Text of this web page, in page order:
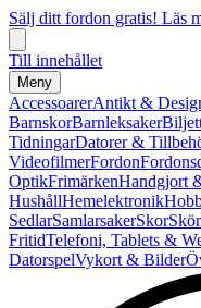
Sälj ditt fordon gratis! Läs
Till innehållet
Meny
AccessoarerAntikt &
BarnskorBarnleksaker
TidningarDatorer &
VideofilmerFordon
OptikFrimärkenHandgjort
HushållHemelektronik
SedlarSamlarsakerSkor
FritidTelefoni, Tablets &
DatorspelVykort & Bilder